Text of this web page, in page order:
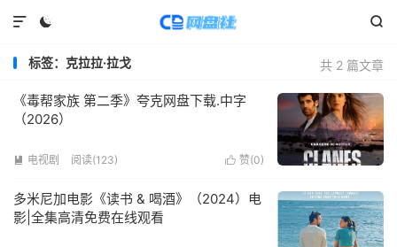
 

共 2 篇文章
标签：克拉拉·拉戈
《毒帮家族 第二季》夸克网盘下载.中字
（2026）
 赞(0)
 电视剧 阅读(123)
多米尼加电影《读书 & 喝酒》（2024）电
影|全集高清免费在线观看